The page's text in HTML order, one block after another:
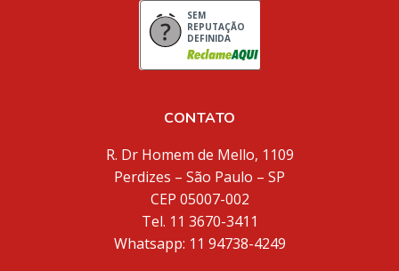
SEM
REPUTAÇÃO
DEFINIDA
CONTATO
R. Dr Homem de Mello, 1109
Perdizes – São Paulo – SP
CEP 05007-002
Tel. 11 3670-3411
Whatsapp: 11 94738-4249